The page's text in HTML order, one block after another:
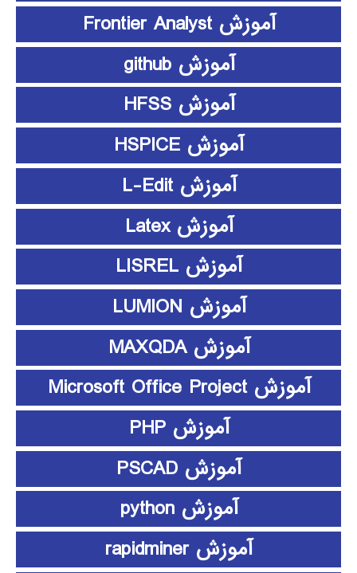
آموزش Frontier Analyst
آموزش github
آموزش HFSS
آموزش HSPICE
آموزش L-Edit
آموزش Latex
آموزش LISREL
آموزش LUMION
آموزش MAXQDA
آموزش Microsoft Office Project
آموزش PHP
آموزش PSCAD
آموزش python
آموزش rapidminer